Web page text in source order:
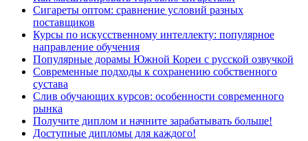
Сигареты оптом: сравнение условий разных
поставщиков
Курсы по искусственному интеллекту: популярное
направление обучения
Популярные дорамы Южной Кореи с русской озвучкой
Современные подходы к сохранению собственного
сустава
Слив обучающих курсов: особенности современного
рынка
Получите диплом и начните зарабатывать больше!
Доступные дипломы для каждого!